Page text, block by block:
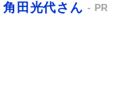
田光代さん
PR